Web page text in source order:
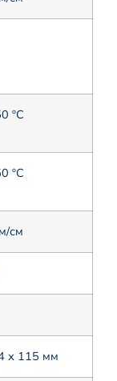
ºC
ºC
см
х 115 мм